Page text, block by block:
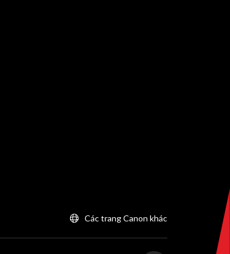
Các trang Canon khác